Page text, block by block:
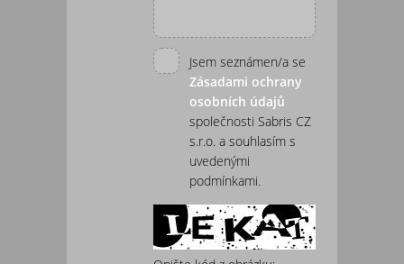
Jsem seznámen/a se
Zásadami ochrany
osobních údajů
společnosti Sabris CZ
s.r.o. a souhlasím s
uvedenými
podmínkami.